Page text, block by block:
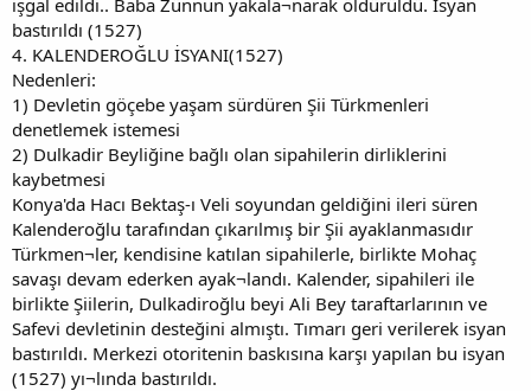
işgal edildi.. Baba Zünnun yakala¬narak öldürüldü. İsyan
bastırıldı (1527)
4. KALENDEROĞLU İSYANI(1527)
Nedenleri:
1) Devletin göçebe yaşam sürdüren Şii Türkmenleri
denetlemek istemesi
2) Dulkadir Beyliğine bağlı olan sipahilerin dirliklerini
kaybetmesi
Konya'da Hacı Bektaş-ı Veli soyundan geldiğini ileri süren
Kalenderoğlu tarafından çıkarılmış bir Şii ayaklanmasıdır
Türkmen¬ler, kendisine katılan sipahilerle, birlikte Mohaç
savaşı devam ederken ayak¬landı. Kalender, sipahileri ile
birlikte Şiilerin, Dulkadiroğlu beyi Ali Bey taraftarlarının ve
Safevi devletinin desteğini almıştı. Tımarı geri verilerek isyan
bastırıldı. Merkezi otoritenin baskısına karşı yapılan bu isyan
(1527) yı¬lında bastırıldı.